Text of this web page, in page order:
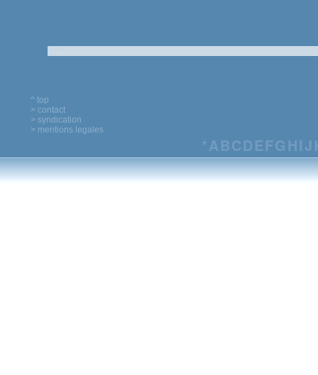
^ top
> contact
> syndication
> mentions legales
*ABCDEFG HIJ